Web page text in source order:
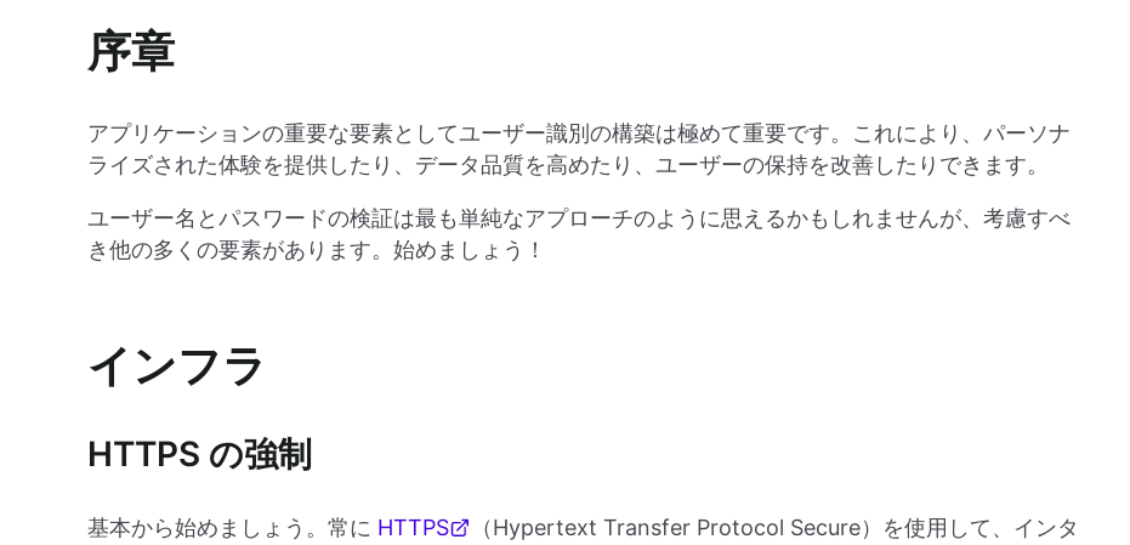
序章
アプリケーションの重要な要素としてユーザー識別の構築は極めて重要です。これにより、パーソナ
ライズされた体験を提供したり、データ品質を高めたり、ユーザーの保持を改善したりできます。
ユーザー名とパスワードの検証は最も単純なアプローチのように思えるかもしれませんが、考慮すべ
き他の多くの要素があります。始めましょう！
インフラ
HTTPS の強制
基本から始めましょう。常に HTTPS
（Hypertext Transfer Protocol Secure）を使用して、インタ